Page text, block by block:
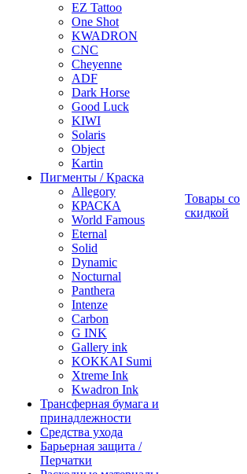
EZ Tattoo
One Shot
KWADRON
CNC
Cheyenne
ADF
Dark Horse
Good Luck
KIWI
Solaris
Object
Kartin
Пигменты / Краска
Allegory
КРАСКА
World Famous
Eternal
Solid
Dynamic
Nocturnal
Panthera
Intenze
Carbon
G INK
Gallery ink
KOKKAI Sumi
Xtreme Ink
Kwadron Ink
Трансферная бумага и
принадлежности
Средства ухода
Барьерная защита /
Перчатки
Товары со
скидкой